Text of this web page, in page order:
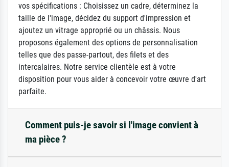
vos spécifications : Choisissez un cadre, déterminez la
taille de l'image, décidez du support d'impression et
ajoutez un vitrage approprié ou un châssis. Nous
proposons également des options de personnalisation
telles que des passe-partout, des filets et des
intercalaires. Notre service clientèle est à votre
disposition pour vous aider à concevoir votre œuvre d'art
parfaite.
Comment puis-je savoir si l'image convient à
ma pièce ?